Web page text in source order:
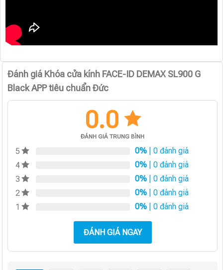
Đánh giá Khóa cửa kính FACE-ID DEMAX SL900 G
Black APP tiêu chuẩn Đức
0.0
ĐÁNH GIÁ TRUNG BÌNH
5 0% | 0 đánh giá
4
0% | 0 đánh giá
3
0% | 0 đánh giá
2
0% | 0 đánh giá
1
0% | 0 đánh giá
ĐÁNH GIÁ NGAY